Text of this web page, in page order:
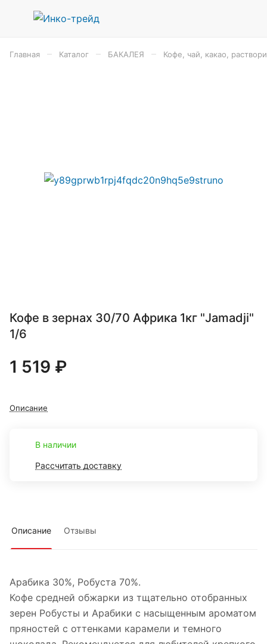
Главная Каталог БАКАЛЕЯ Кофе, чай, какао,
Кофе в зернах 30/70 Африка 1кг "Jamadji"
1/6
1 519 ₽
Описание
В наличии
Рассчитать доставку
Описание Отзывы
Арабика 30%, Робуста 70%.
Кофе средней обжарки из тщательно отобранных
зерен Робусты и Арабики с насыщенным ароматом
пряностей с оттенками карамели и темного